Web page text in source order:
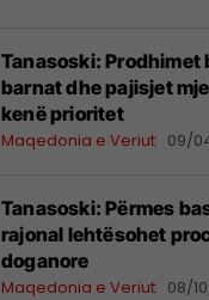
Tanasoski: Prodhimet
barnat dhe pajisjet
kenë prioritet
Maqedonia e Veriut 09/
Tanasoski: Përmes
rajonal lehtësohet
doganore
Maqedonia e Veriut 08/